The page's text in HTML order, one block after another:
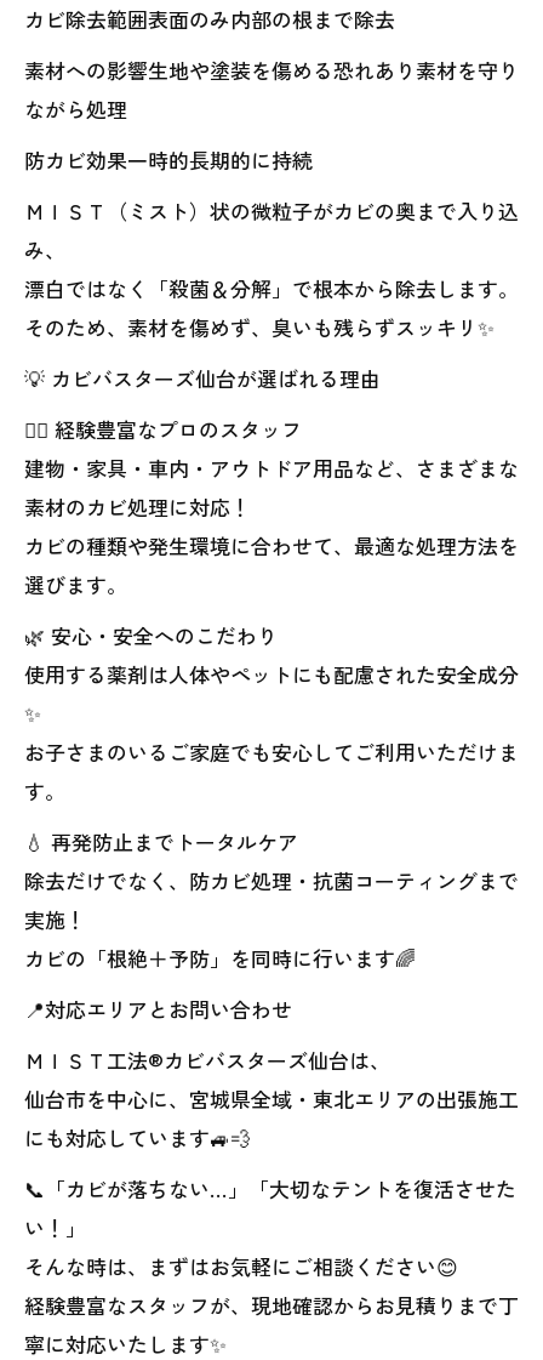
カビ除去範囲表面のみ内部の根まで除去
素材への影響生地や塗装を傷める恐れあり素材を守り
ながら処理
防カビ効果一時的長期的に持続
ＭＩＳＴ（ミスト）状の微粒子がカビの奥まで入り込
み、
漂白ではなく「殺菌＆分解」で根本から除去します。
そのため、素材を傷めず、臭いも残らずスッキリ✨
💡 カビバスターズ仙台が選ばれる理由
👷‍♂️ 経験豊富なプロのスタッフ
建物・家具・車内・アウトドア用品など、さまざまな
素材のカビ処理に対応！
カビの種類や発生環境に合わせて、最適な処理方法を
選びます。
🌿 安心・安全へのこだわり
使用する薬剤は人体やペットにも配慮された安全成分
✨
お子さまのいるご家庭でも安心してご利用いただけま
す。
💧 再発防止までトータルケア
除去だけでなく、防カビ処理・抗菌コーティングまで
実施！
カビの「根絶＋予防」を同時に行います🌈
📍対応エリアとお問い合わせ
ＭＩＳＴ工法®カビバスターズ仙台は、
仙台市を中心に、宮城県全域・東北エリアの出張施工
にも対応しています🚙💨
📞「カビが落ちない…」「大切なテントを復活させた
い！」
そんな時は、まずはお気軽にご相談ください😊
経験豊富なスタッフが、現地確認からお見積りまで丁
寧に対応いたします✨